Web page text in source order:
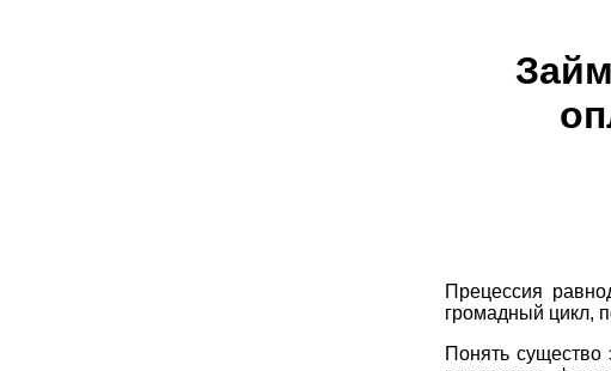
Прецессия
громадный цикл,
Понять существо